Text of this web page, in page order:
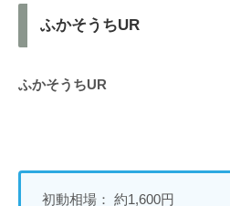
ふかそうちUR
ふかそうちUR
初動相場： 約1,600円